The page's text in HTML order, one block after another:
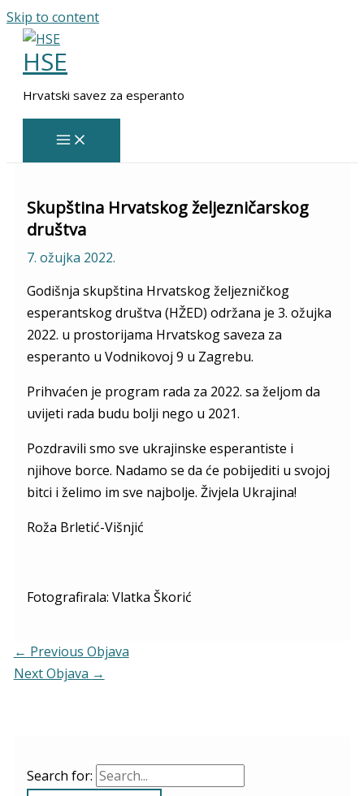
Skip to content
HSE
Hrvatski savez za esperanto
Skupština Hrvatskog željezničarskog
društva
7. ožujka 2022.
Godišnja skupština Hrvatskog željezničkog
esperantskog društva (HŽED) održana je 3. ožujka
2022. u prostorijama Hrvatskog saveza za
esperanto u Vodnikovoj 9 u Zagrebu.
Prihvaćen je program rada za 2022. sa željom da
uvijeti rada budu bolji nego u 2021.
Pozdravili smo sve ukrajinske esperantiste i
njihove borce. Nadamo se da će pobijediti u svojoj
bitci i želimo im sve najbolje. Živjela Ukrajina!
Roža Brletić-Višnjić
Fotografirala: Vlatka Škorić
← Previous Objava
Next Objava →
Search for: